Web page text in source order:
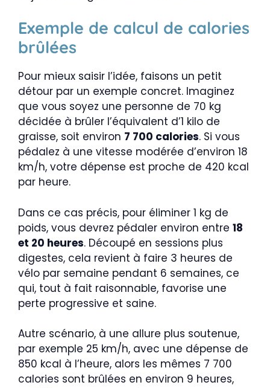
Exemple de calcul de calories
brûlées
Pour mieux saisir l’idée, faisons un petit
détour par un exemple concret. Imaginez
que vous soyez une personne de 70 kg
décidée à brûler l’équivalent d’1 kilo de
graisse, soit environ 7 700 calories. Si vous
pédalez à une vitesse modérée d’environ 18
km/h, votre dépense est proche de 420 kcal
par heure.
Dans ce cas précis, pour éliminer 1 kg de
poids, vous devrez pédaler environ entre 18
et 20 heures. Découpé en sessions plus
digestes, cela revient à faire 3 heures de
vélo par semaine pendant 6 semaines, ce
qui, tout à fait raisonnable, favorise une
perte progressive et saine.
Autre scénario, à une allure plus soutenue,
par exemple 25 km/h, avec une dépense de
850 kcal à l’heure, alors les mêmes 7 700
calories sont brûlées en environ 9 heures,